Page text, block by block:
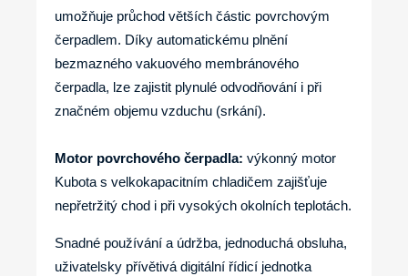
umožňuje průchod větších částic povrchovým
čerpadlem. Díky automatickému plnění
bezmazného vakuového membránového
čerpadla, lze zajistit plynulé odvodňování i při
značném objemu vzduchu (srkání).
Motor povrchového čerpadla: výkonný motor
Kubota s velkokapacitním chladičem zajišťuje
nepřetržitý chod i při vysokých okolních teplotách.
Snadné používání a údržba, jednoduchá obsluha,
uživatelsky přívětivá digitální řídicí jednotka